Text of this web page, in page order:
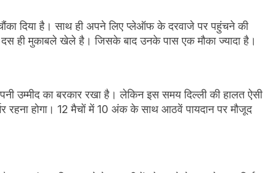
दिया है। साथ ही अपने लिए प्लेऑफ के दरवाजे पर पहुंचने की
दस ही मुकाबले खेले है। जिसके बाद उनके पास एक मौका ज्यादा है।
उम्मीद का बरकार रखा है। लेकिन इस समय दिल्ली की हालत ऐसी
रहना होगा। 12 मैचों में 10 अंक के साथ आठवें पायदान पर मौजूद